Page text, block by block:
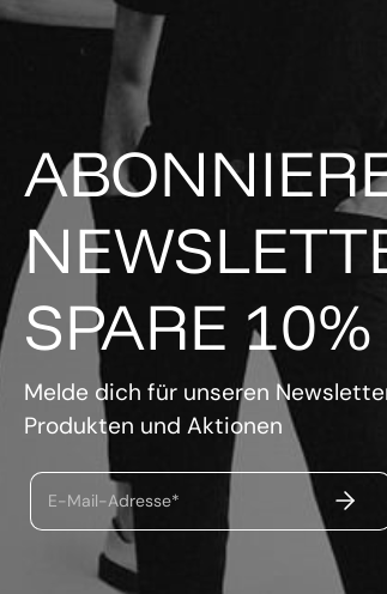
SPARE 10%
Melde dich für unseren
Produkten und Aktionen
E-Mail-Adresse*